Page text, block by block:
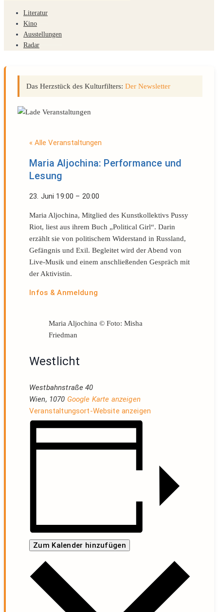
Literatur
Kino
Ausstellungen
Radar
Das Herzstück des Kulturfilters: Der Newsletter
« Alle Veranstaltungen
Maria Aljochina: Performance und
Lesung
23. Juni 19:00 – 20:00
Maria Aljochina, Mitglied des Kunstkollektivs Pussy
Riot, liest aus ihrem Buch „Political Girl“. Darin
erzählt sie von politischem Widerstand in Russland,
Gefängnis und Exil. Begleitet wird der Abend von
Live-Musik und einem anschließenden Gespräch mit
der Aktivistin.
Infos & Anmeldung
Maria Aljochina © Foto: Misha
Friedman
Westlicht
Westbahnstraße 40
Wien, 1070 Google Karte anzeigen
Veranstaltungsort-Website anzeigen
Zum Kalender hinzufügen